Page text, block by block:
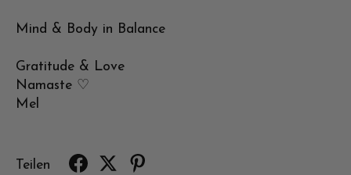
Mind & Body in Balance
Gratitude & Love
Namaste ♡
Mel
Teilen